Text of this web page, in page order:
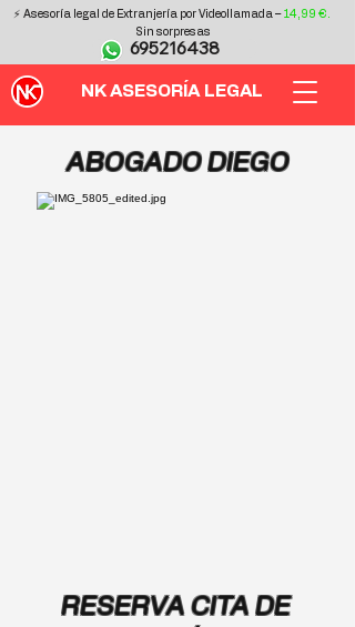
⚡ Asesoría legal de Extranjería por Videollamada – 14,99 €.
Sin sorpresas
695216438
NK ASESORÍA LEGAL
ABOGADO DIEGO
RESERVA CITA DE